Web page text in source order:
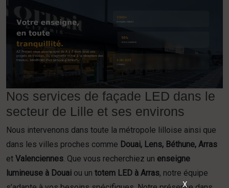
Nos services de façade LED dans le
secteur de Lille et ses environs
Nous intervenons dans toute la métropole lilloise ainsi que
dans les villes proches comme Douai, Lens, Béthune, Arras
et Valenciennes . Que vous recherchiez un enseigne
lumineuse à Douai ou un totem LED à Arras, notre équipe
X